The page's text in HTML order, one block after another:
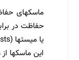
ماسکهای
این ماسکها